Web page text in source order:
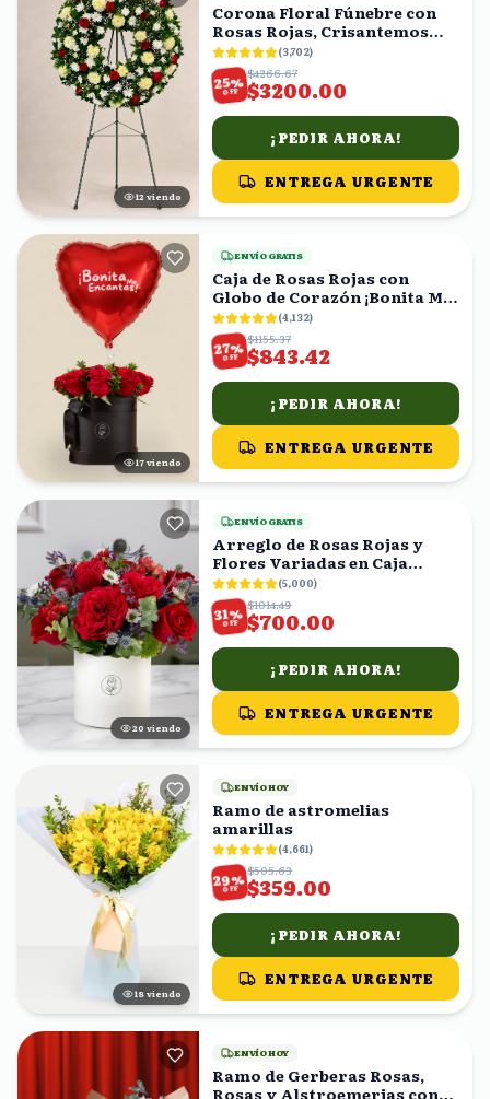
13 viendo
Corona Floral Fúnebre con
Rosas Rojas, Crisantemos
Blancos y Amarillos
(3,702)
25%
OFF
$4266.67
$3200.00
¡PEDIR AHORA!
ENTREGA URGENTE
18 viendo
ENVÍO GRATIS
Caja de Rosas Rojas con
Globo de Corazón ¡Bonita Me
Encantas!
(4,132)
27%
OFF
$1155.37
$843.42
¡PEDIR AHORA!
ENTREGA URGENTE
21 viendo
ENVÍO GRATIS
Arreglo de Rosas Rojas y
Flores Variadas en Caja
Blanca
(5,000)
31%
OFF
$1014.49
$700.00
¡PEDIR AHORA!
ENTREGA URGENTE
17 viendo
ENVÍO HOY
Ramo de astromelias
amarillas
(4,661)
29%
OFF
$505.63
$359.00
¡PEDIR AHORA!
ENTREGA URGENTE
ENVÍO HOY
Ramo de Gerberas Rosas,
Rosas y Alstroemerias con